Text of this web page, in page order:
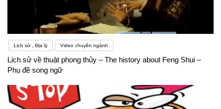
Lịch sử , Địa lý Video chuyên ngành
Lịch sử về thuật phong thủy – The history about Feng Shui –
Phụ đề song ngữ